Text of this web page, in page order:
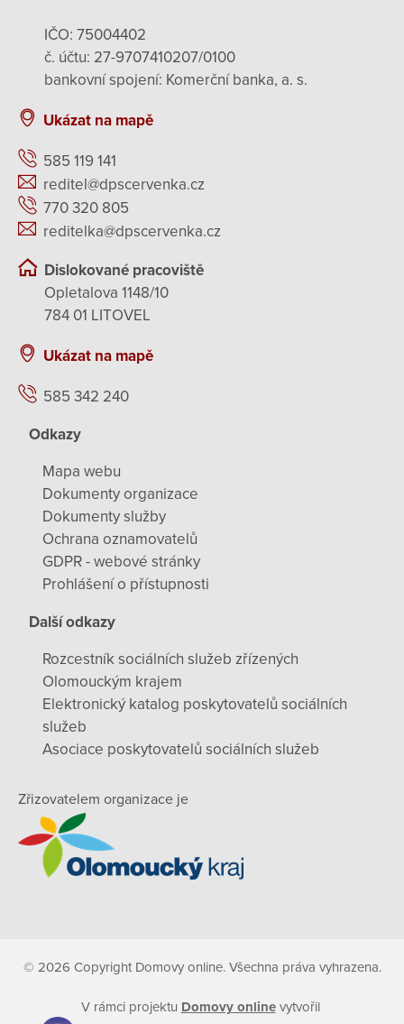
IČO: 75004402
č. účtu: 27-9707410207/0100
bankovní spojení: Komerční banka, a. s.
Ukázat na mapě
585 119 141
reditel@dpscervenka.cz
770 320 805
reditelka@dpscervenka.cz
Dislokované pracoviště
Opletalova 1148/10
784 01 LITOVEL
Ukázat na mapě
585 342 240
Odkazy
Mapa webu
Dokumenty organizace
Dokumenty služby
Ochrana oznamovatelů
GDPR - webové stránky
Prohlášení o přístupnosti
Další odkazy
Rozcestník sociálních služeb zřízených
Olomouckým krajem
Elektronický katalog poskytovatelů sociálních
služeb
Asociace poskytovatelů sociálních služeb
Zřizovatelem organizace je
© 2026 Copyright Domovy online. Všechna práva vyhrazena.
V rámci projektu Domovy onlinevytvořil